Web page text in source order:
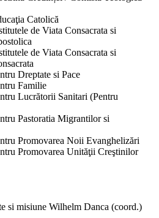
Catolică
de Viata Consacrata si
de Viata Consacrata si
Dreptate si Pace
Familie
Lucrătorii Sanitari (Pentru
Pastoratia Migrantilor si
Promovarea Noii Evanghelizări
Promovarea Unităţii Creştinilor
si misiune Wilhelm Danca (coord.)